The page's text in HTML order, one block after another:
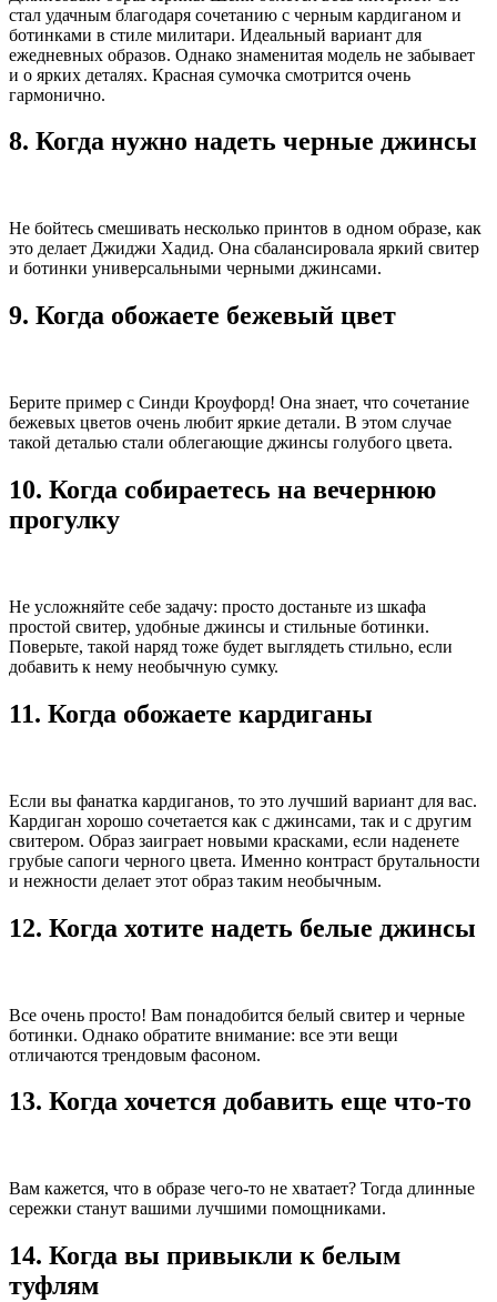
стал удачным благодаря сочетанию с черным кардиганом и
ботинками в стиле милитари. Идеальный вариант для
ежедневных образов. Однако знаменитая модель не забывает
и о ярких деталях. Красная сумочка смотрится очень
гармонично.
8. Когда нужно надеть черные джинсы
Не бойтесь смешивать несколько принтов в одном образе, как
это делает Джиджи Хадид. Она сбалансировала яркий свитер
и ботинки универсальными черными джинсами.
9. Когда обожаете бежевый цвет
Берите пример с Синди Кроуфорд! Она знает, что сочетание
бежевых цветов очень любит яркие детали. В этом случае
такой деталью стали облегающие джинсы голубого цвета.
10. Когда собираетесь на вечернюю
прогулку
Не усложняйте себе задачу: просто достаньте из шкафа
простой свитер, удобные джинсы и стильные ботинки.
Поверьте, такой наряд тоже будет выглядеть стильно, если
добавить к нему необычную сумку.
11. Когда обожаете кардиганы
Если вы фанатка кардиганов, то это лучший вариант для вас.
Кардиган хорошо сочетается как с джинсами, так и с другим
свитером. Образ заиграет новыми красками, если наденете
грубые сапоги черного цвета. Именно контраст брутальности
и нежности делает этот образ таким необычным.
12. Когда хотите надеть белые джинсы
Все очень просто! Вам понадобится белый свитер и черные
ботинки. Однако обратите внимание: все эти вещи
отличаются трендовым фасоном.
13. Когда хочется добавить еще что-то
Вам кажется, что в образе чего-то не хватает? Тогда длинные
сережки станут вашими лучшими помощниками.
14. Когда вы привыкли к белым
туфлям